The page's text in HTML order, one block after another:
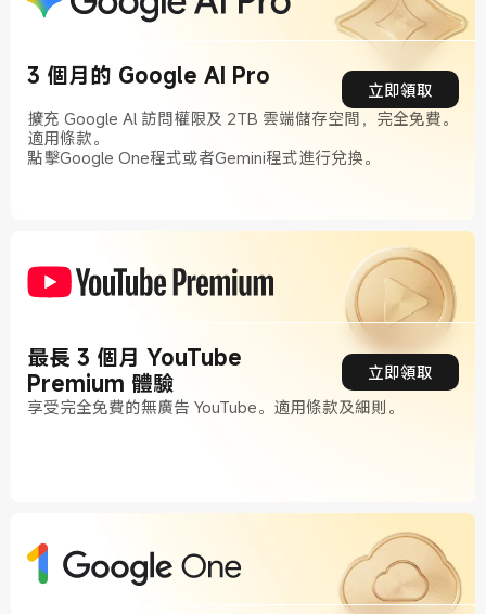
3 個月的 Google AI Pro
立即領取
擴充 Google Al 訪問權限及 2TB 雲端儲存空間，完全免費。
適用條款。
點擊Google One程式或者Gemini程式進行兌換。
最長 3 個月 YouTube
Premium 體驗
立即領取
享受完全免費的無廣告 YouTube。適用條款及細則。